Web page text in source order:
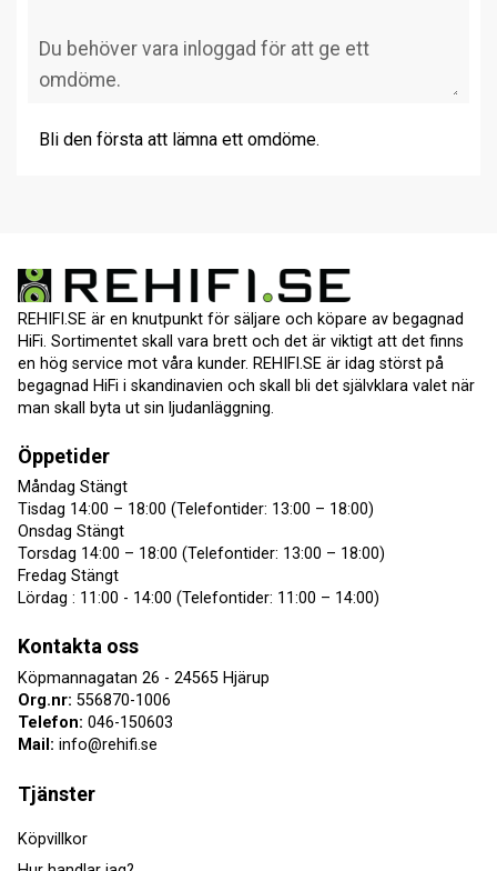
Bli den första att lämna ett omdöme.
REHIFI.SE är en knutpunkt för säljare och köpare av begagnad
HiFi. Sortimentet skall vara brett och det är viktigt att det finns
en hög service mot våra kunder. REHIFI.SE är idag störst på
begagnad HiFi i skandinavien och skall bli det självklara valet när
man skall byta ut sin ljudanläggning.
Öppetider
Måndag Stängt
Tisdag 14:00 – 18:00 (Telefontider: 13:00 – 18:00)
Onsdag Stängt
Torsdag 14:00 – 18:00 (Telefontider: 13:00 – 18:00)
Fredag Stängt
Lördag : 11:00 - 14:00 (Telefontider: 11:00 – 14:00)
Kontakta oss
Köpmannagatan 26 - 24565 Hjärup
Org.nr: 556870-1006
Telefon: 046-150603
Mail: info@rehifi.se
Tjänster
Köpvillkor